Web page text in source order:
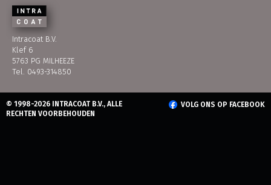
Intracoat B.V.
Klef 6
5763 PG MILHEEZE
Tel. 0493-314850
© 1998-2026 INTRACOAT B.V., ALLE
RECHTEN VOORBEHOUDEN
VOLG ONS OP FACEBOOK